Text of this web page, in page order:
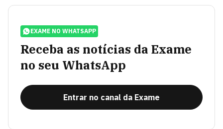
EXAME NO WHATSAPP
Receba as notícias da Exame
no seu WhatsApp
Entrar no canal da Exame